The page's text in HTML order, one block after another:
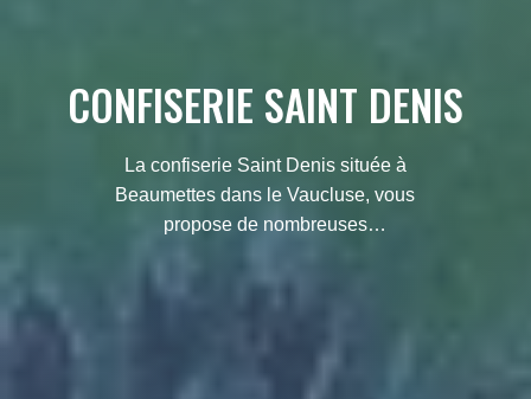
CONFISERIE SAINT DENIS
La confiserie Saint Denis située à
Beaumettes dans le Vaucluse, vous
propose de nombreuses
et savoir faire artisanal